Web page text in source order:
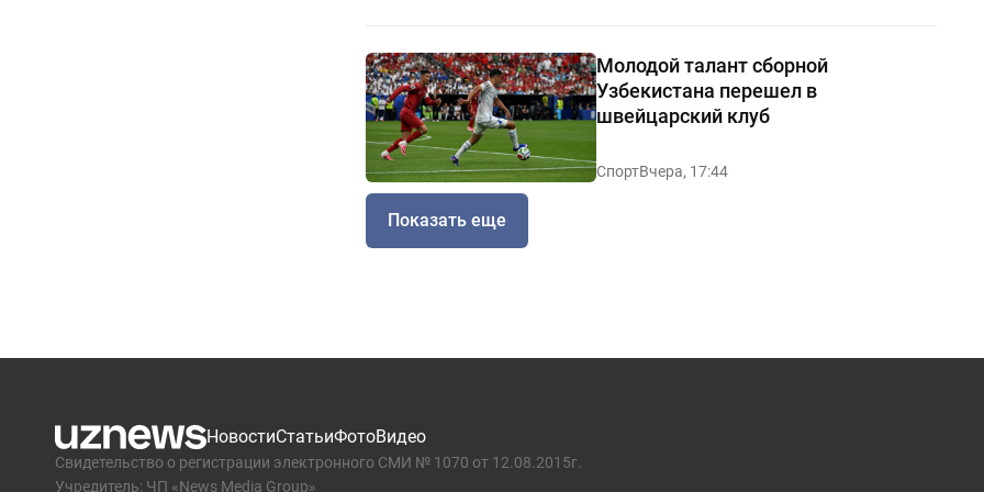
Молодой талант сборной
Узбекистана перешел в
швейцарский клуб
СпортВчера, 17:44
Показать еще
НовостиСтатьиФотоВидео
Свидетельство о регистрации электронного СМИ № 1070 от 12.08.2015г.
Учредитель: ЧП «News Media Group»